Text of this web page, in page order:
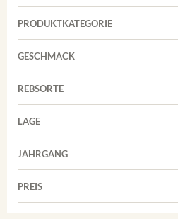
PRODUKTKATEGORIE
Cuvées
Rosé
Weißwein
GESCHMACK
Trocken
REBSORTE
Chardonnay
Grauburgunder
Riesling
LAGE
Achkarrer Schlossberg
Vorderer Winklerberg
JAHRGANG
PREIS